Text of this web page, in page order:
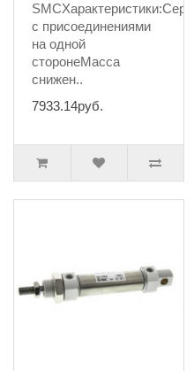
SMCХарактеристики:Серия
с присоединениями
на одной
сторонеМасса
снижен..
7933.14руб.